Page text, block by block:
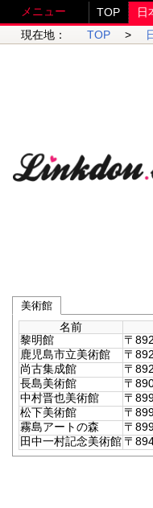
メニュー TOP 日
現在地：
TOP >
美術館
名前
黎明館
〒
鹿児島市立美術館
〒
尚古集成館
〒
長島美術館
〒
中村晋也美術館
〒
松下美術館
〒
霧島アートの森
〒
田中一村記念美術館 〒